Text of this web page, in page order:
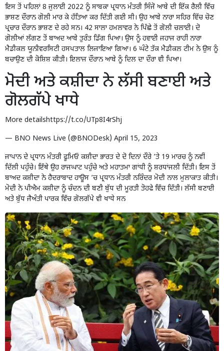
ਇਸ ਤੋਂ ਪਹਿਲਾਂ 8 ਜੁਲਾਈ 2022 ਨੂੰ ਸਾਬਕਾ ਪ੍ਰਧਾਨ ਮੰਤਰੀ ਸਿ਼ੰਜੋ ਆਬੇ ਦੀ ਇੱਕ ਰੈਲੀ ਵਿੱਚ
ਭਾਸ਼ਣ ਦੌਰਾਨ ਗੋਲੀ ਮਾਰ ਕੇ ਹੱਤਿਆ ਕਰ ਦਿੱਤੀ ਗਈ ਸੀ। ਉਹ ਆਬੇ ਨਾਰਾ ਸਹਿਰ ਵਿੱਚ ਚੋਣ
ਪ੍ਰਚਾਰ ਦੌਰਾਨ ਭਾਸ਼ਣ ਦੇ ਰਹੇ ਸਨ। 42 ਸਾਲਾ ਹਮਲਾਵਰ ਨੇ ਪਿੱਛੇ ਤੋਂ ਗੋਲੀ ਚਲਾਈ। ਦੋ
ਗੋਲੀਆਂ ਲੱਗਣ ਤੋਂ ਬਾਅਦ ਆਬੇ ਤੁਰੰਤ ਡਿੱਗ ਪਿਆ। ਉਸ ਨੂੰ ਹਵਾਈ ਜਹਾਜ ਰਾਹੀਂ ਨਾਰਾ
ਮੈਡੀਕਲ ਯੂਨੀਵਰਸਿਟੀ ਹਸਪਤਾਲ ਲਿਜਾਇਆ ਗਿਆ। 6 ਘੰਟੇ ਤੱਕ ਮੈਡੀਕਲ ਟੀਮ ਨੇ ਉਸ ਨੂੰ
ਬਚਾਉਣ ਦੀ ਕੋਸ਼ਿਸ਼ ਕੀਤੀ। ਇਲਾਜ ਦੌਰਾਨ ਆਬੇ ਨੂੰ ਦਿਲ ਦਾ ਦੌਰਾ ਵੀ ਪਿਆ।
ਮੋਦੀ ਅਤੇ ਕਸ਼ੀਦਾ ਨੇ ਲੱਸੀ ਬਣਾਈ ਅਤੇ
ਗੋਲਗੱਪੇ ਖਾਧੇ
More detailshttps://t.co/UTp8I4rShj
— BNO News Live (@BNODesk) April 15, 2023
ਜਾਪਾਨ ਦੇ ਪ੍ਰਧਾਨ ਮੰਤਰੀ ਫੂਮਿਓ ਕਸ਼ੀਦਾ ਭਾਰਤ ਦੇ ਦੋ ਦਿਨਾਂ ਦੌਰੇ ’ਤੇ 19 ਮਾਰਚ ਨੂੰ ਨਵੀਂ
ਦਿੱਲੀ ਪਹੁੰਚੇ। ਇੱਥੇ ਉਹ ਰਾਜਘਾਟ ਪਹੁੰਚੇ ਅਤੇ ਮਹਾਤਮਾ ਗਾਂਧੀ ਨੂੰ ਸ਼ਰਧਾਂਜਲੀ ਦਿੱਤੀ। ਇਸ ਤੋਂ
ਬਾਅਦ ਕਸ਼ੀਦਾ ਨੇ ਹੈਦਰਾਬਾਦ ਹਾਊਸ ’ਚ ਪ੍ਰਧਾਨ ਮੰਤਰੀ ਨਰਿੰਦਰ ਮੋਦੀ ਨਾਲ ਮੁਲਾਕਾਤ ਕੀਤੀ।
ਮੋਦੀ ਨੇ ਪੀਐਮ ਕਸ਼ੀਦਾ ਨੂੰ ਚੰਦਨ ਦੀ ਬਣੀ ਬੁੱਧ ਦੀ ਮੂਰਤੀ ਤੋਹਫੇ ਵਿੱਚ ਦਿੱਤੀ। ਲੱਸੀ ਬਣਾਈ
ਅਤੇ ਬੁੱਧ ਜੈਅੰਤੀ ਪਾਰਕ ਵਿੱਚ ਗੋਲਗੱਪੇ ਵੀ ਖਾਧੇ ਸਨ